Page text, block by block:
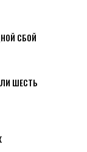
СБОЙ
ШЕСТЬ